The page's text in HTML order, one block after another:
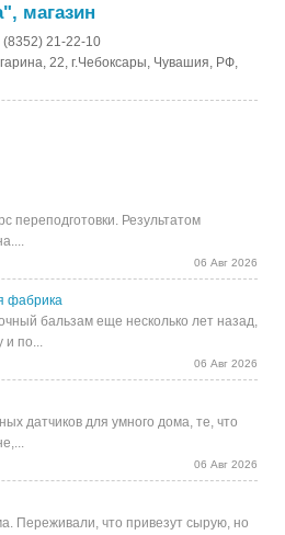
магазин
(8352) 21-22-10
22, г.Чебоксары, Чувашия, РФ,
переподготовки. Результатом
06 Авг 2026
фабрика
бальзам еще несколько лет назад,
и по...
06 Авг 2026
датчиков для умного дома, те, что
06 Авг 2026
Переживали, что привезут сырую, но